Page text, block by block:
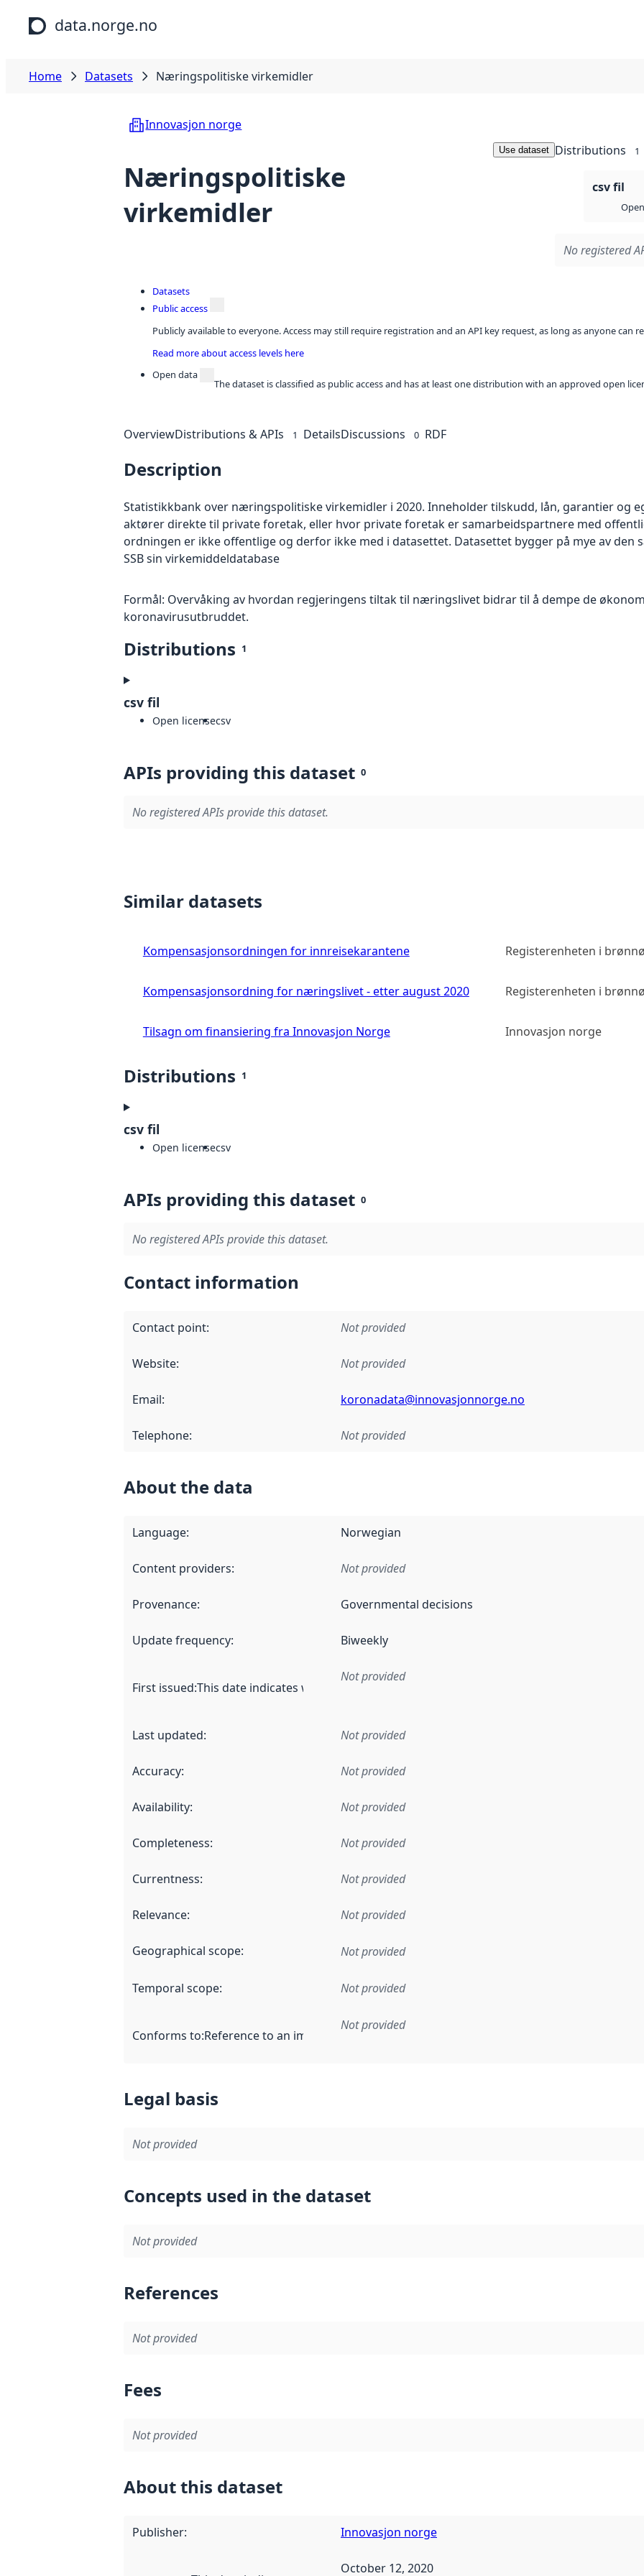
Skip to main content
data.norge.no
Home Datasets Næringspolitiske virkemidler
Innovasjon norge
Næringspolitiske
virkemidler
Use dataset Distributions 1
csv fil
No registered
Datasets
Public access
Publicly available to everyone. Access may still require registration and an API key request, as long as anyone can
Read more about access levels here
Open data
The dataset is classified as public access and has at least one distribution with an approved open
OverviewDistributions & APIs 1 DetailsDiscussions 0 RDF
Description
Statistikkbank over næringspolitiske virkemidler i 2020. Inneholder tilskudd, lån, garantier og
aktører direkte til private foretak, eller hvor private foretak er samarbeidspartnere med
ordningen er ikke offentlige og derfor ikke med i datasettet. Datasettet bygger på mye av den
SSB sin virkemiddeldatabase
Formål: Overvåking av hvordan regjeringens tiltak til næringslivet bidrar til å dempe de
koronavirusutbruddet.
Distributions 1
csv fil
Open licensecsv
APIs providing this dataset 0
No registered APIs provide this dataset.
Similar datasets
Kompensasjonsordningen for innreisekarantene Registerenheten i
Kompensasjonsordning for næringslivet - etter august 2020 Registerenheten i
Tilsagn om finansiering fra Innovasjon Norge Innovasjon norge
Distributions 1
csv fil
Open licensecsv
APIs providing this dataset 0
No registered APIs provide this dataset.
Contact information
Contact point: Not provided
Website: Not provided
Email: koronadata@innovasjonnorge.no
Telephone: Not provided
About the data
Language: Norwegian
Content providers: Not provided
Provenance: Governmental decisions
Update frequency: Biweekly
First issued:This date indicates when the data in this dataset was first released. It may have
Not provided
Last updated: Not provided
Accuracy: Not provided
Availability: Not provided
Completeness: Not provided
Currentness: Not provided
Relevance: Not provided
Geographical scope: Not provided
Temporal scope: Not provided
Conforms to:Reference to an implementation rule or other specification that forms the basis
Not provided
Legal basis
Not provided
Concepts used in the dataset
Not provided
References
Not provided
Fees
Not provided
About this dataset
Publisher: Innovasjon norge
October 12, 2020